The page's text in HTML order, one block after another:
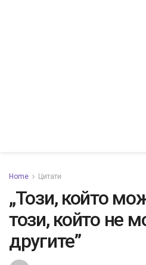
Home Цитати
„Този, който
този, който не
другите”